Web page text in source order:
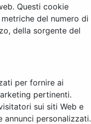
Questi cookie
del numero di
della sorgente del
per fornire ai
pertinenti.
sui siti Web e
personalizzati.